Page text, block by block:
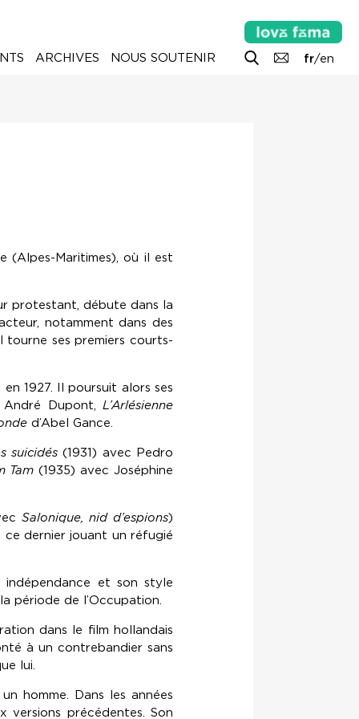
fr/en
ARCHIVES NOUS SOUTENIR
(Alpes-Maritimes), où il est
protestant, débute dans la
notamment dans des
tourne ses premiers courts-
en 1927. Il poursuit alors ses
André Dupont,L’Arlésienne
d’Abel Gance.
suicidés(1931) avec Pedro
Tam (1935) avec Joséphine
Salonique, nid d’espions)
dernier jouant un réfugié
indépendance et son style
période de l’Occupation.
dans le film hollandais
à un contrebandier sans
lui.
homme. Dans les années
versions précédentes. Son